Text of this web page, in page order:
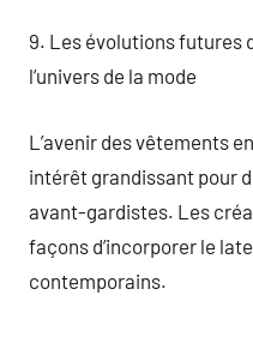
9. Les évolutions futures
l’univers de la mode
L’avenir des vêtements
intérêt grandissant pour
avant-gardistes. Les
façons d’incorporer le
contemporains.